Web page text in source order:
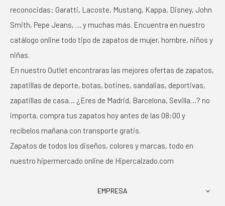
reconocidas: Garatti, Lacoste, Mustang, Kappa, Disney, John
Smith, Pepe Jeans, … y muchas más. Encuentra en nuestro
catálogo online todo tipo de zapatos de mujer, hombre, niños y
niñas.
En nuestro Outlet encontraras las mejores ofertas de zapatos,
zapatillas de deporte, botas, botines, sandalias, deportivas,
zapatillas de casa… ¿Eres de Madrid, Barcelona, Sevilla…? no
importa, compra tus zapatos hoy antes de las 08:00 y
recíbelos mañana con transporte gratis.
Zapatos de todos los diseños, colores y marcas, todo en
nuestro hipermercado online de Hipercalzado.com
EMPRESA 